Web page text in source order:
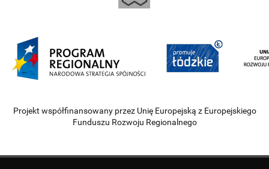
Projekt współfinansowany przez Unię Europejską z Europejskiego
Funduszu Rozwoju Regionalnego